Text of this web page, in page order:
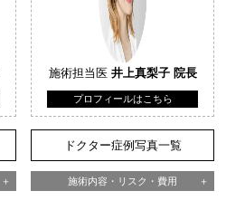
施術担当医 井上真梨子 院長
プロフィールはこちら
ドクター症例写真一覧
施術内容・リスク・費用